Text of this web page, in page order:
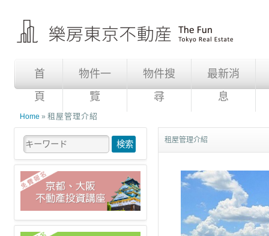
首
頁
物件一
覽
物件搜
尋
最新消
息
Home » 租屋管理介紹
租屋管理介紹